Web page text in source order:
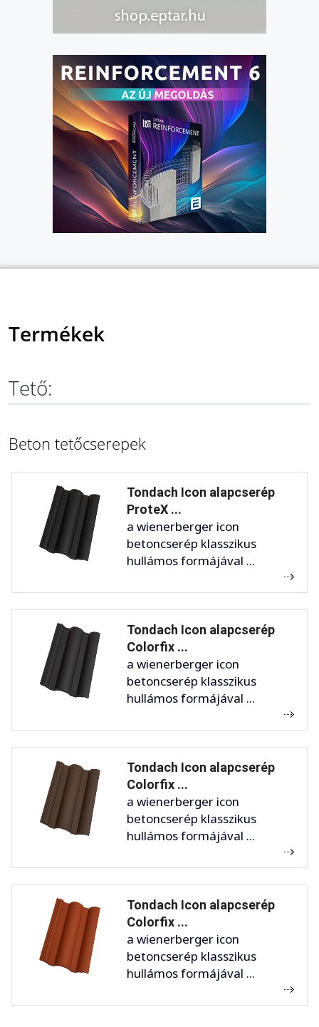
Termékek
Tető:
Beton tetőcserepek
Tondach Icon alapcserép
ProteX ...
a wienerberger icon
betoncserép klasszikus
hullámos formájával ...
Tondach Icon alapcserép
Colorfix ...
a wienerberger icon
betoncserép klasszikus
hullámos formájával ...
Tondach Icon alapcserép
Colorfix ...
a wienerberger icon
betoncserép klasszikus
hullámos formájával ...
Tondach Icon alapcserép
Colorfix ...
a wienerberger icon
betoncserép klasszikus
hullámos formájával ...